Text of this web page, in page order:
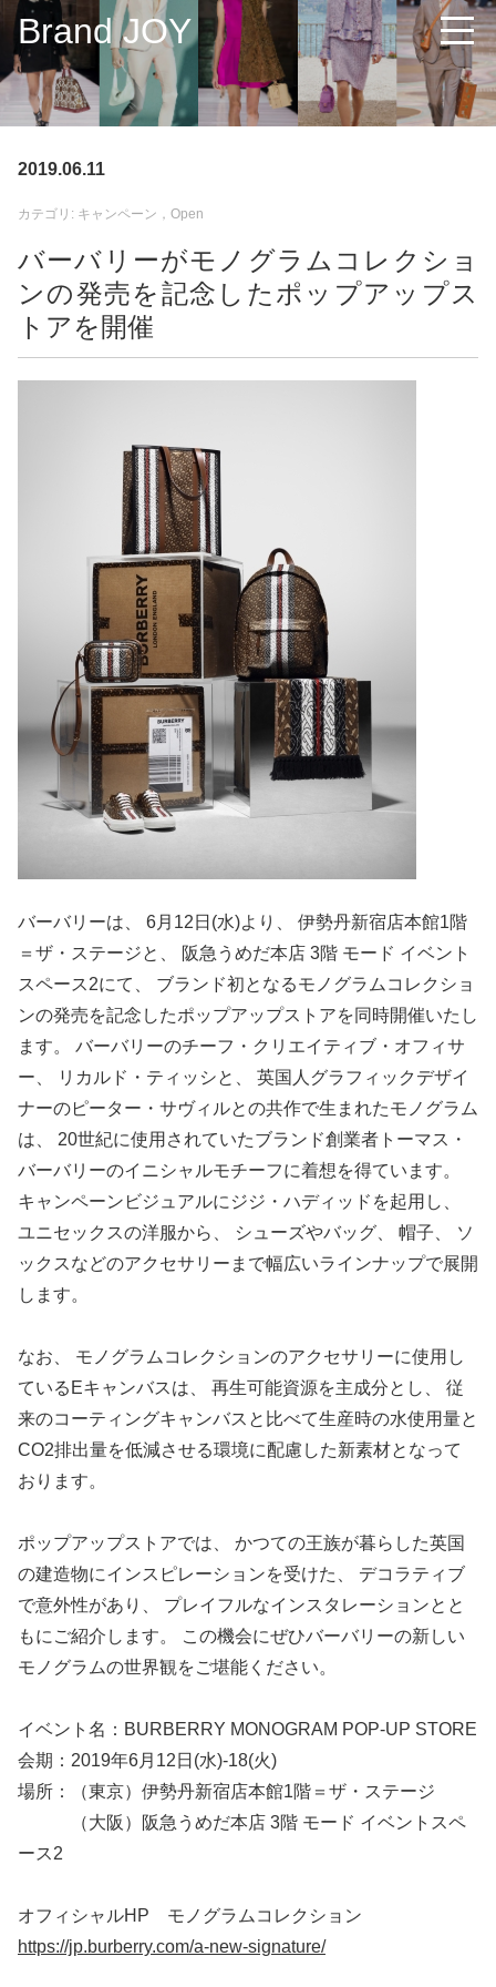
Brand JOY
2019.06.11
カテゴリ: キャンペーン，Open
バーバリーがモノグラムコレクショ
ンの発売を記念したポップアップス
トアを開催
バーバリーは、 6月12日(水)より、 伊勢丹新宿店本館1階
＝ザ・ステージと、 阪急うめだ本店 3階 モード イベント
スペース2にて、 ブランド初となるモノグラムコレクショ
ンの発売を記念したポップアップストアを同時開催いたし
ます。 バーバリーのチーフ・クリエイティブ・オフィサ
ー、 リカルド・ティッシと、 英国人グラフィックデザイ
ナーのピーター・サヴィルとの共作で生まれたモノグラム
は、 20世紀に使用されていたブランド創業者トーマス・
バーバリーのイニシャルモチーフに着想を得ています。
キャンペーンビジュアルにジジ・ハディッドを起用し、
ユニセックスの洋服から、 シューズやバッグ、 帽子、 ソ
ックスなどのアクセサリーまで幅広いラインナップで展開
します。
なお、 モノグラムコレクションのアクセサリーに使用し
ているEキャンバスは、 再生可能資源を主成分とし、 従
来のコーティングキャンバスと比べて生産時の水使用量と
CO2排出量を低減させる環境に配慮した新素材となって
おります。
ポップアップストアでは、 かつての王族が暮らした英国
の建造物にインスピレーションを受けた、 デコラティブ
で意外性があり、 プレイフルなインスタレーションとと
もにご紹介します。 この機会にぜひバーバリーの新しい
モノグラムの世界観をご堪能ください。
イベント名：BURBERRY MONOGRAM POP-UP STORE
会期：2019年6月12日(水)-18(火)
場所：（東京）伊勢丹新宿店本館1階＝ザ・ステージ
（大阪）阪急うめだ本店 3階 モード イベントスペ
ース2
オフィシャルHP モノグラムコレクション
https://jp.burberry.com/a-new-signature/